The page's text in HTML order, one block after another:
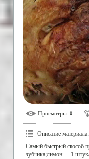
Просмотры: 0
Описание материала:
Самый быстрый способ
зубчика;лимон — 1